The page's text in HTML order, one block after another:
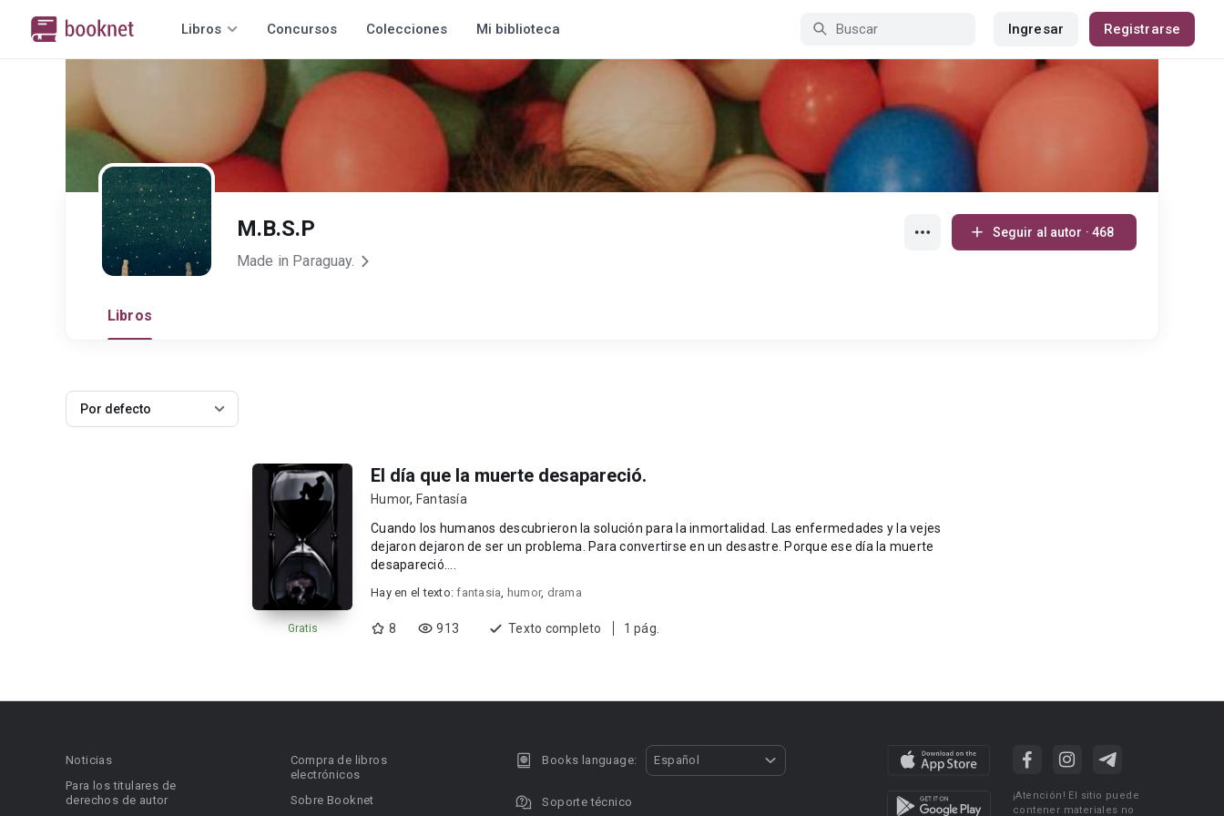
Libros Concursos Colecciones Mi biblioteca Ingresar Registrarse
M.B.S.P
Made in Paraguay.
Seguir al autor · 468
Libros
Por defecto
Gratis
El día que la muerte desapareció.
Humor, Fantasía
Cuando los humanos descubrieron la solución para la inmortalidad. Las enfermedades y la vejes
dejaron dejaron de ser un problema. Para convertirse en un desastre. Porque ese día la muerte
desapareció....
Hay en el texto:fantasia, humor, drama
8 913 Texto completo 1 pág.
Noticias
Para los titulares de
derechos de autor
Compra de libros
electrónicos
Sobre Booknet
Books language: Español
Soporte técnico
¡Atención! El sitio puede
contener materiales no